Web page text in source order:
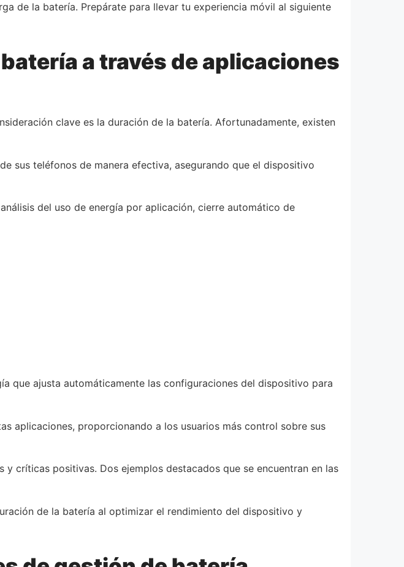
de la batería. Prepárate para llevar tu experiencia móvil al siguiente
a través de aplicaciones
clave es la duración de la batería. Afortunadamente, existen
sus teléfonos de manera efectiva, asegurando que el dispositivo
del uso de energía por aplicación, cierre automático de
que ajusta automáticamente las configuraciones del dispositivo para
aplicaciones, proporcionando a los usuarios más control sobre sus
críticas positivas. Dos ejemplos destacados que se encuentran en las
de la batería al optimizar el rendimiento del dispositivo y